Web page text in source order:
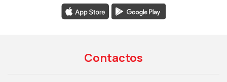
Contactos